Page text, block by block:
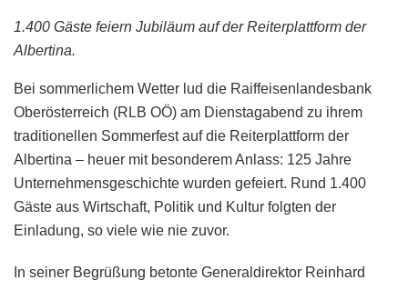
1.400 Gäste feiern Jubiläum auf der Reiterplattform der
Albertina.
Bei sommerlichem Wetter lud die Raiffeisenlandesbank
Oberösterreich (RLB OÖ) am Dienstagabend zu ihrem
traditionellen Sommerfest auf die Reiterplattform der
Albertina – heuer mit besonderem Anlass: 125 Jahre
Unternehmensgeschichte wurden gefeiert. Rund 1.400
Gäste aus Wirtschaft, Politik und Kultur folgten der
Einladung, so viele wie nie zuvor.
In seiner Begrüßung betonte Generaldirektor Reinhard